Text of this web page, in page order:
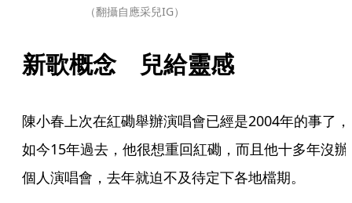
（翻攝自應采兒IG）
新歌概念　兒給靈感
陳小春上次在紅磡舉辦演唱會已經是2004年的事了，
如今15年過去，他很想重回紅磡，而且他十多年沒辦
個人演唱會，去年就迫不及待定下各地檔期。